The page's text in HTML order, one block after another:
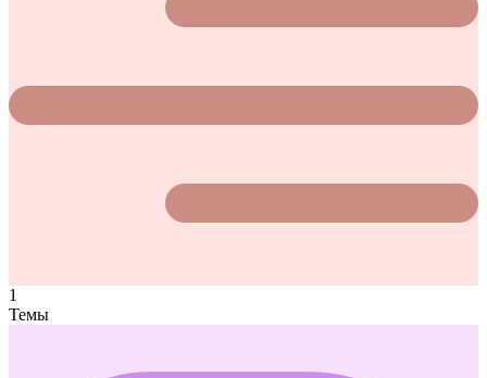
1
Темы